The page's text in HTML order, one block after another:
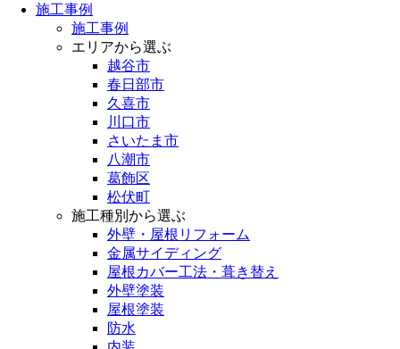
施工事例
施工事例
エリアから選ぶ
越谷市
春日部市
久喜市
川口市
さいたま市
八潮市
葛飾区
松伏町
施工種別から選ぶ
外壁・屋根リフォーム
金属サイディング
屋根カバー工法・葺き替え
外壁塗装
屋根塗装
防水